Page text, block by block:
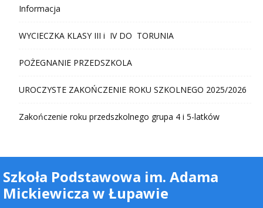
Informacja
WYCIECZKA KLASY III i IV DO TORUNIA
POŻEGNANIE PRZEDSZKOLA
UROCZYSTE ZAKOŃCZENIE ROKU SZKOLNEGO 2025/2026
Zakończenie roku przedszkolnego grupa 4 i 5-latków
Szkoła Podstawowa im. Adama
Mickiewicza w Łupawie